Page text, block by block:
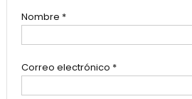
Nombre *
Correo electrónico *